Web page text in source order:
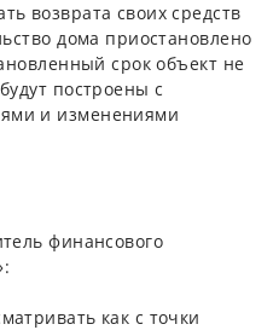
возврата своих средств
дома приостановлено
срок объект не
построены с
и изменениями
финансового
как с точки